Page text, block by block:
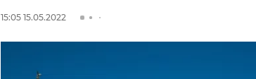
15:05 15.05.2022